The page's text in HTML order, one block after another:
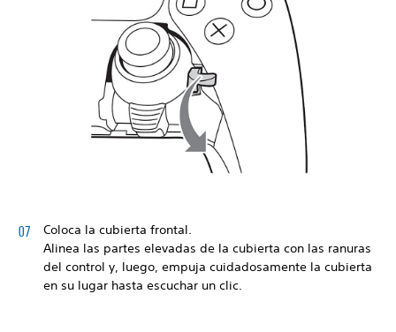
Coloca la cubierta frontal.
Alinea las partes elevadas de la cubierta con las ranuras
del control y, luego, empuja cuidadosamente la cubierta
en su lugar hasta escuchar un clic.